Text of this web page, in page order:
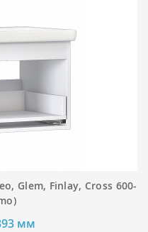
Glem, Finlay, Cross 600-
мм